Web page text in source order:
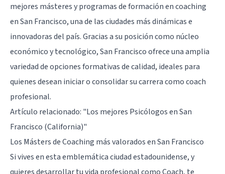
mejores másteres y programas de formación en coaching
en San Francisco, una de las ciudades más dinámicas e
innovadoras del país. Gracias a su posición como núcleo
económico y tecnológico, San Francisco ofrece una amplia
variedad de opciones formativas de calidad, ideales para
quienes desean iniciar o consolidar su carrera como coach
profesional.
Artículo relacionado: "Los mejores Psicólogos en San
Francisco (California)"
Los Másters de Coaching más valorados en San Francisco
Si vives en esta emblemática ciudad estadounidense, y